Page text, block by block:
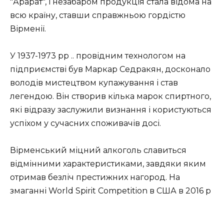
всю країну, ставши справжньою гордістю
Вірменії.
У 1937-1973 рр .. провідним технологом на
підприємстві був Маркар Седракян, досконало
володів мистецтвом купажування і став
легендою. Він створив кілька марок спиртного,
які відразу заслужили визнання і користуються
успіхом у сучасних споживачів досі.
Вірменський міцний алкоголь славиться
відмінними характеристиками, завдяки яким
отримав безліч престижних нагород. На
змаганні World Spirit Competition в США в 2016 р